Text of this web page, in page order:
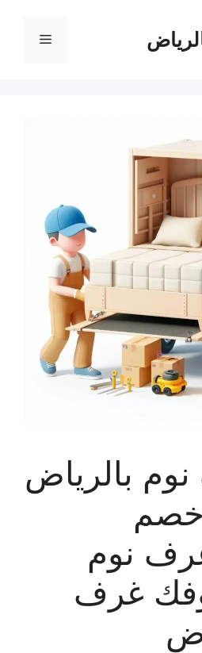
القائمة
بالرياض
خصم
نوم
غرف